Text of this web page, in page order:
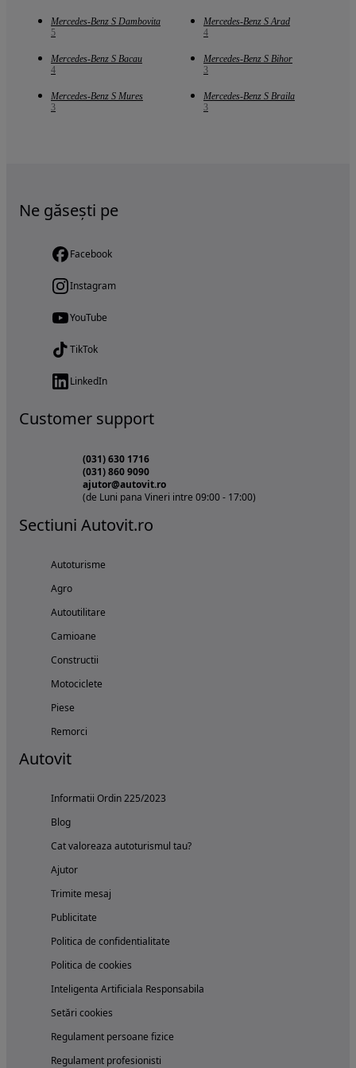
Mercedes-Benz S Dambovita
5
Mercedes-Benz S Arad
4
Mercedes-Benz S Bacau
4
Mercedes-Benz S Bihor
3
Mercedes-Benz S Mures
3
Mercedes-Benz S Braila
3
Ne găsești pe
Facebook
Instagram
YouTube
TikTok
LinkedIn
Customer support
(031) 630 1716
(031) 860 9090
ajutor@autovit.ro
(de Luni pana Vineri intre 09:00 - 17:00)
Sectiuni Autovit.ro
Autoturisme
Agro
Autoutilitare
Camioane
Constructii
Motociclete
Piese
Remorci
Autovit
Informatii Ordin 225/2023
Blog
Cat valoreaza autoturismul tau?
Ajutor
Trimite mesaj
Publicitate
Politica de confidentialitate
Politica de cookies
Inteligenta Artificiala Responsabila
Setări cookies
Regulament persoane fizice
Regulament profesionisti